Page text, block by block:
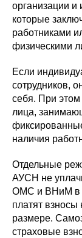
организации
которые
работниками
физическими
Если
сотрудников,
себя. При
лица,
наличия
Отдельные
АУСН не
ОМС и ВНиМ в
платят
размере.
страховые